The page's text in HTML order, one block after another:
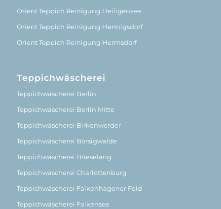
Orient Teppich Reinigung Heiligensee
Orient Teppich Reinigung Hennigsdorf
Orient Teppich Reinigung Hermsdorf
Teppichwäscherei
Teppichwäscherei Berlin
Teppichwäscherei Berlin Mitte
Teppichwäscherei Birkenwerder
Teppichwäscherei Borsigwalde
Teppichwäscherei Brieselang
Teppichwäscherei Charlottenburg
Teppichwäscherei Falkenhagener Feld
Teppichwäscherei Falkensee